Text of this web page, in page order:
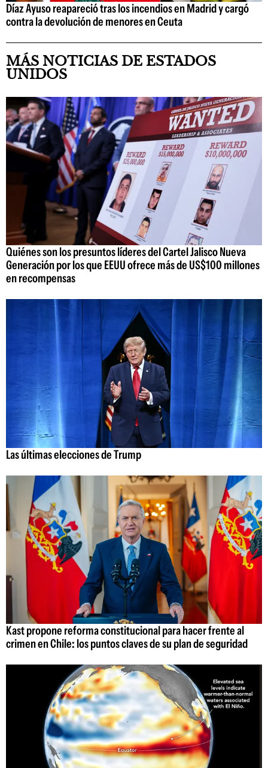
Díaz Ayuso reapareció tras los incendios en Madrid y cargó
contra la devolución de menores en Ceuta
MÁS NOTICIAS DE ESTADOS
UNIDOS
Quiénes son los presuntos líderes del Cartel Jalisco Nueva
Generación por los que EEUU ofrece más de US$100 millones
en recompensas
Las últimas elecciones de Trump
Kast propone reforma constitucional para hacer frente al
crimen en Chile: los puntos claves de su plan de seguridad